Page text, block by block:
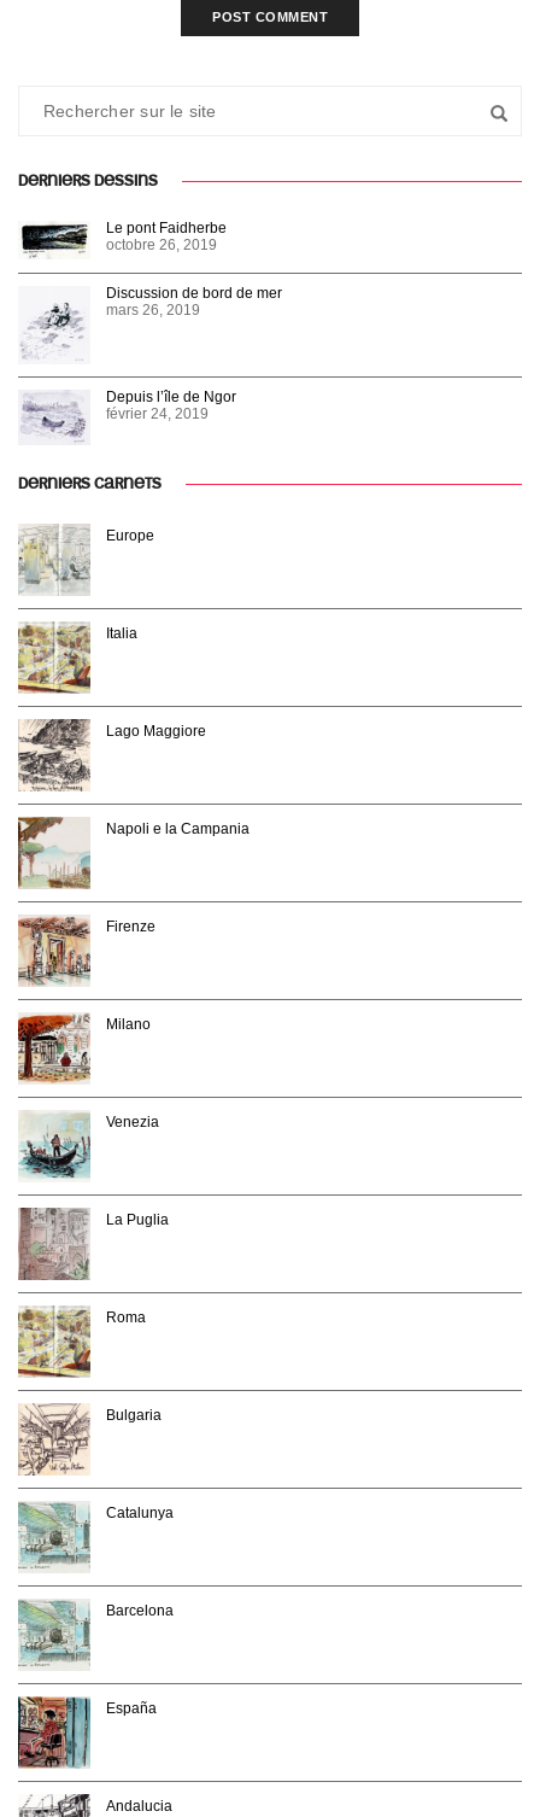
DERNIERS DESSINS
Le pont Faidherbe
octobre 26, 2019
Discussion de bord de mer
mars 26, 2019
Depuis l’île de Ngor
février 24, 2019
DERNIERS CARNETS
Europe
Italia
Lago Maggiore
Napoli e la Campania
Firenze
Milano
Venezia
La Puglia
Roma
Bulgaria
Catalunya
Barcelona
España
Andalucia